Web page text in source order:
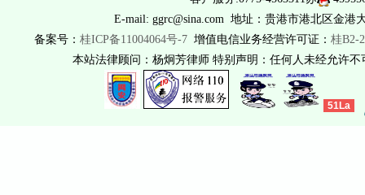
E-mail: ggrc@sina.com 地址：贵港市港北区金港
备案号： 桂ICP备11004064号-7增值电信业务经营许可证： 桂B2-
本站法律顾问：杨炯芳律师 特别声明：任何人未经允许
51La